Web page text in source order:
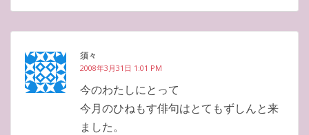
須々
2008年3月31日 1:01 PM
今のわたしにとって
今月のひねもす俳句はとてもずしんと来
ました。